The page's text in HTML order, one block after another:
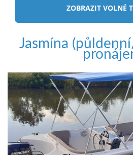
ZOBRAZIT VOLNÉ
Jasmína